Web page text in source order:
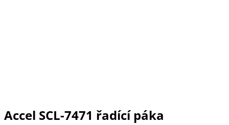
Accel SCL-7471 řadící páka